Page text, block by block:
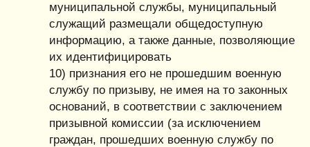
муниципальной службы, муниципальный
служащий размещали общедоступную
информацию, а также данные, позволяющие
их идентифицировать
10) признания его не прошедшим военную
службу по призыву, не имея на то законных
оснований, в соответствии с заключением
призывной комиссии (за исключением
граждан, прошедших военную службу по